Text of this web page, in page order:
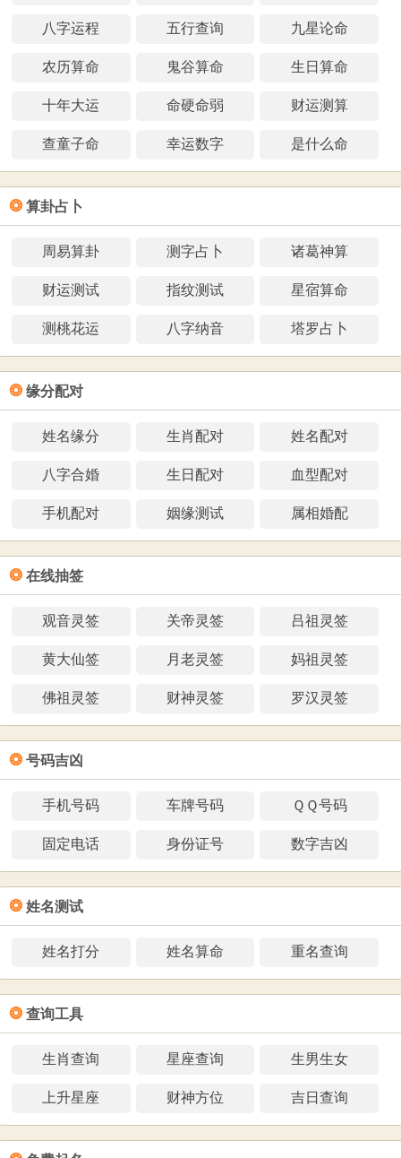
八字运程 五行查询 九星论命
农历算命 鬼谷算命 生日算命
十年大运 命硬命弱 财运测算
查童子命 幸运数字 是什么命
❂ 算卦占卜
周易算卦 测字占卜 诸葛神算
财运测试 指纹测试 星宿算命
测桃花运 八字纳音 塔罗占卜
❂ 缘分配对
姓名缘分 生肖配对 姓名配对
八字合婚 生日配对 血型配对
手机配对 姻缘测试 属相婚配
❂ 在线抽签
观音灵签 关帝灵签 吕祖灵签
黄大仙签 月老灵签 妈祖灵签
佛祖灵签 财神灵签 罗汉灵签
❂ 号码吉凶
手机号码 车牌号码 ＱＱ号码
固定电话 身份证号 数字吉凶
❂ 姓名测试
姓名打分 姓名算命 重名查询
❂ 查询工具
生肖查询 星座查询 生男生女
上升星座 财神方位 吉日查询